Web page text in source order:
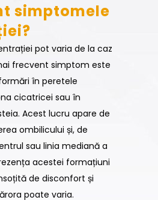
simptomele
pot varia de la caz
frecvent simptom este
în peretele
cicatricei sau în
Acest lucru apare de
ombilicului și, de
sau linia mediană a
acestei formațiuni
de disconfort și
poate varia.